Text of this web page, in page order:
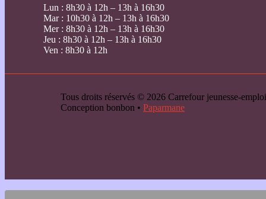
Lun : 8h30 à 12h – 13h à 16h30
Mar : 10h30 à 12h – 13h à 16h30
Mer : 8h30 à 12h – 13h à 16h30
Jeu : 8h30 à 12h – 13h à 16h30
Ven : 8h30 à 12h
Tous droits réservés © 2026 Carrefour jeunesse-
Conception bonbon • Paparmane